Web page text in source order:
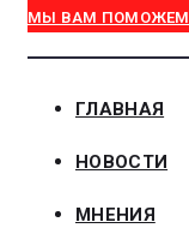
МЫ ВАМ ПОМОЖЕМ
ГЛАВНАЯ
НОВОСТИ
МНЕНИЯ